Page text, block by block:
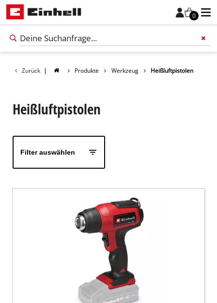
0
Zurück | Produkte Werkzeug Heißluftpistolen
Heißluftpistolen
Filter auswählen